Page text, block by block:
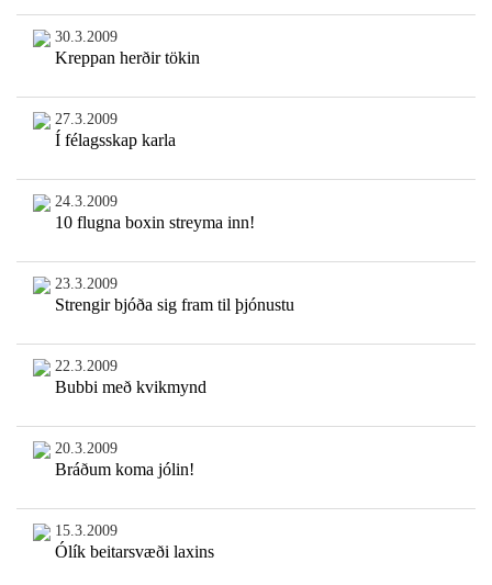
30.3.2009
Kreppan herðir tökin
27.3.2009
Í félagsskap karla
24.3.2009
10 flugna boxin streyma inn!
23.3.2009
Strengir bjóða sig fram til þjónustu
22.3.2009
Bubbi með kvikmynd
20.3.2009
Bráðum koma jólin!
15.3.2009
Ólík beitarsvæði laxins